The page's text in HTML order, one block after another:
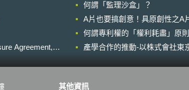
關鍵技術外流。 經產省於2021年
11月18日公告修正外為法第55
第1項授權訂定之行政命令「
遵標準省令」（輸出者等遵守
定める省令の一部を改正する省
令），強化「視同出口」（み
行政命令修正，日本居民位於
組織指示，而受到外國政府與
何謂「監理沙盒」？
A片也要搞創意！具原創性之A
何謂專利權的「權利耗盡」原
Agreement,
產學合作的推動-以株式會社東
其他資訊